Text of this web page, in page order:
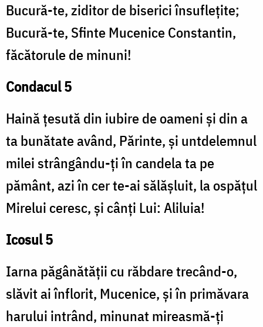
Bucură-te, ziditor de biserici însuflețite;
Bucură-te, Sfinte Mucenice Constantin,
făcătorule de minuni!
Condacul 5
Haină țesută din iubire de oameni și din a
ta bunătate având, Părinte, și untdelemnul
milei strângându-ți în candela ta pe
pământ, azi în cer te-ai sălășluit, la ospățul
Mirelui ceresc, și cânți Lui: Aliluia!
Icosul 5
Iarna păgânătății cu răbdare trecând-o,
slăvit ai înflorit, Mucenice, și în primăvara
harului intrând, minunat mireasmă-ți